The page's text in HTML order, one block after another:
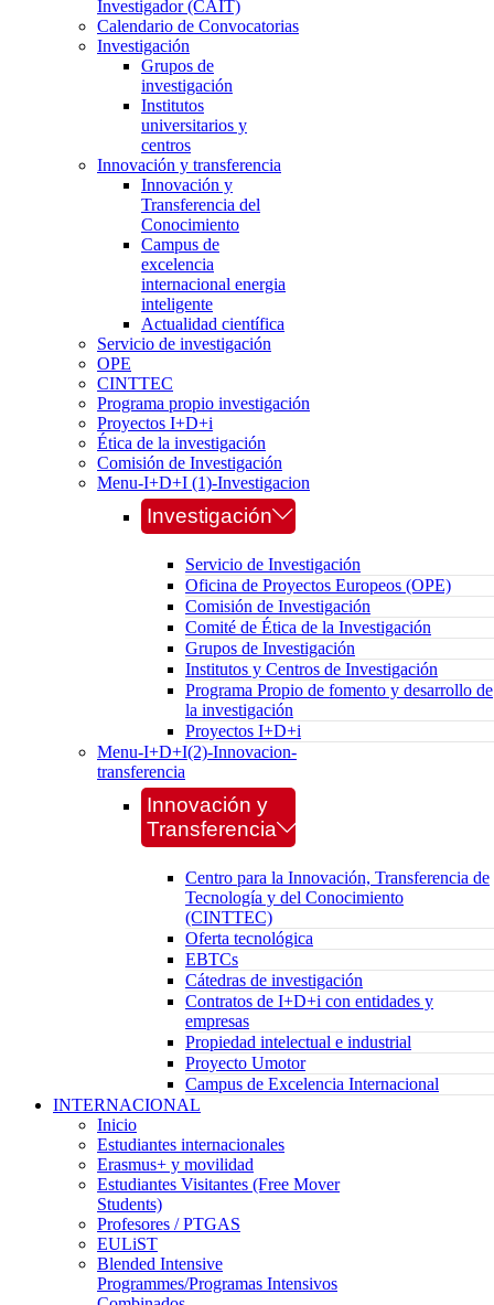
Investigador (CAIT)
Calendario de Convocatorias
Investigación
Grupos de
investigación
Institutos
universitarios y
centros
Innovación y transferencia
Innovación y
Transferencia del
Conocimiento
Campus de
excelencia
internacional energia
inteligente
Actualidad científica
Servicio de investigación
OPE
CINTTEC
Programa propio investigación
Proyectos I+D+i
Ética de la investigación
Comisión de Investigación
Menu-I+D+I (1)-Investigacion
Investigación
Servicio de Investigación
Oficina de Proyectos Europeos (OPE)
Comisión de Investigación
Comité de Ética de la Investigación
Grupos de Investigación
Institutos y Centros de Investigación
Programa Propio de fomento y desarrollo de
la investigación
Proyectos I+D+i
Menu-I+D+I(2)-Innovacion-
transferencia
Innovación y
Transferencia
Centro para la Innovación, Transferencia de
Tecnología y del Conocimiento
(CINTTEC)
Oferta tecnológica
EBTCs
Cátedras de investigación
Contratos de I+D+i con entidades y
empresas
Propiedad intelectual e industrial
Proyecto Umotor
Campus de Excelencia Internacional
INTERNACIONAL
Inicio
Estudiantes internacionales
Erasmus+ y movilidad
Estudiantes Visitantes (Free Mover
Students)
Profesores / PTGAS
EULiST
Blended Intensive
Programmes/Programas Intensivos